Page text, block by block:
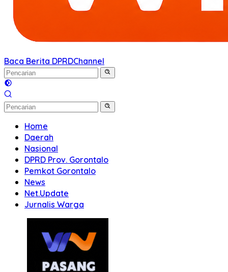
Baca Berita DPRDChannel
Home
Daerah
Nasional
DPRD Prov. Gorontalo
Pemkot Gorontalo
News
Net.Update
Jurnalis Warga